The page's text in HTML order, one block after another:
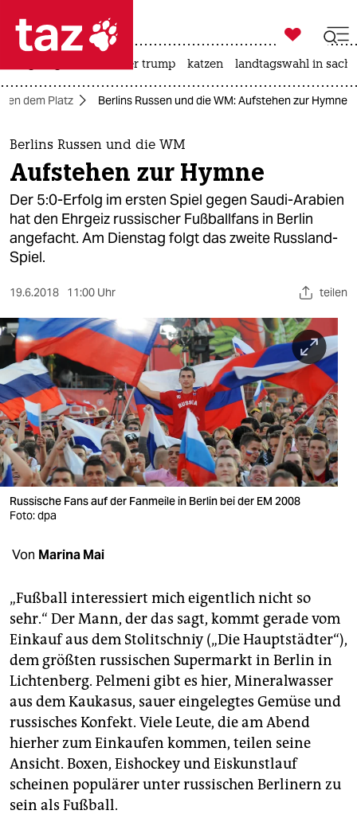
 taz zahl ich
taz zahl ich
themen
politik
öko
gesellschaft
kultur
sport
berlin
nord
wahrheit
verlag
verlag
shop
fragen & hilfe
unterstützen
abo
genossenschaft
epaper login

taz zahl ich
usa unter trump katzen landtagswahl in
dem Platz Berlins Russen und die WM: Aufstehen zur Hymne
Berlins Russen und die WM
Aufstehen zur Hymne
Der 5:0-Erfolg im ersten Spiel gegen Saudi-Arabien
hat den Ehrgeiz russischer Fußballfans in Berlin
angefacht. Am Dienstag folgt das zweite Russland-
Spiel.
19.6.2018 11:00 Uhr teilen
Russische Fans auf der Fanmeile in Berlin bei der EM 2008
Foto: dpa
Von Marina Mai
„Fußball interessiert mich eigentlich nicht so
sehr.“ Der Mann, der das sagt, kommt gerade vom
Einkauf aus dem Stolitschniy („Die Hauptstädter“),
dem größten russischen Supermarkt in Berlin in
Lichtenberg. Pelmeni gibt es hier, Mineralwasser
aus dem Kaukasus, sauer eingelegtes Gemüse und
russisches Konfekt. Viele Leute, die am Abend
hierher zum Einkaufen kommen, teilen seine
Ansicht. Boxen, Eishockey und Eiskunstlauf
scheinen populärer unter russischen Berlinern zu
sein als Fußball.